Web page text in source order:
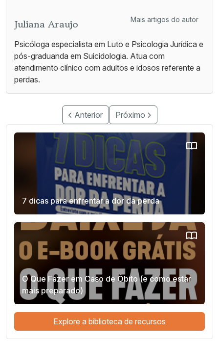
Juliana Araujo Mais artigos do autor
Psicóloga especialista em Luto e Psicologia Jurídica e
pós-graduanda em Suicidologia. Atua com
atendimento clínico com adultos e idosos referente a
perdas.
Anterior Próximo
7 dicas para enfrentar a dor da perda
O Que Fazer em Caso de Óbito (e como estar
mais preparado)
Explore a biblioteca de recursos